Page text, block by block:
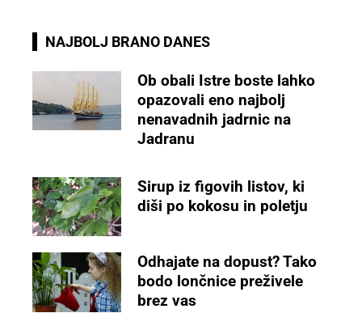
NAJBOLJ BRANO DANES
Ob obali Istre boste lahko
opazovali eno najbolj
nenavadnih jadrnic na
Jadranu
Sirup iz figovih listov, ki
diši po kokosu in poletju
Odhajate na dopust? Tako
bodo lončnice preživele
brez vas